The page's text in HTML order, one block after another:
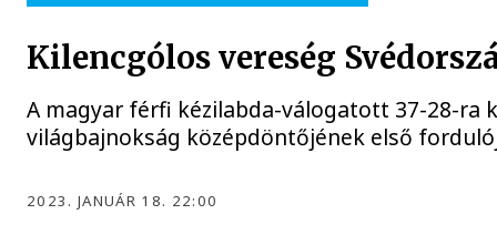
Kilencgólos vereség
A magyar férfi kézilabda-válogatott 37-28-ra
világbajnokság középdöntőjének első
2023. JANUÁR 18. 22:00